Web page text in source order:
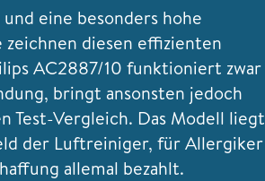
eine besonders hohe
zeichnen diesen effizienten
AC2887/10 funktioniert zwar
bringt ansonsten jedoch
Test-Vergleich. Das Modell liegt
der Luftreiniger, für Allergiker
allemal bezahlt.